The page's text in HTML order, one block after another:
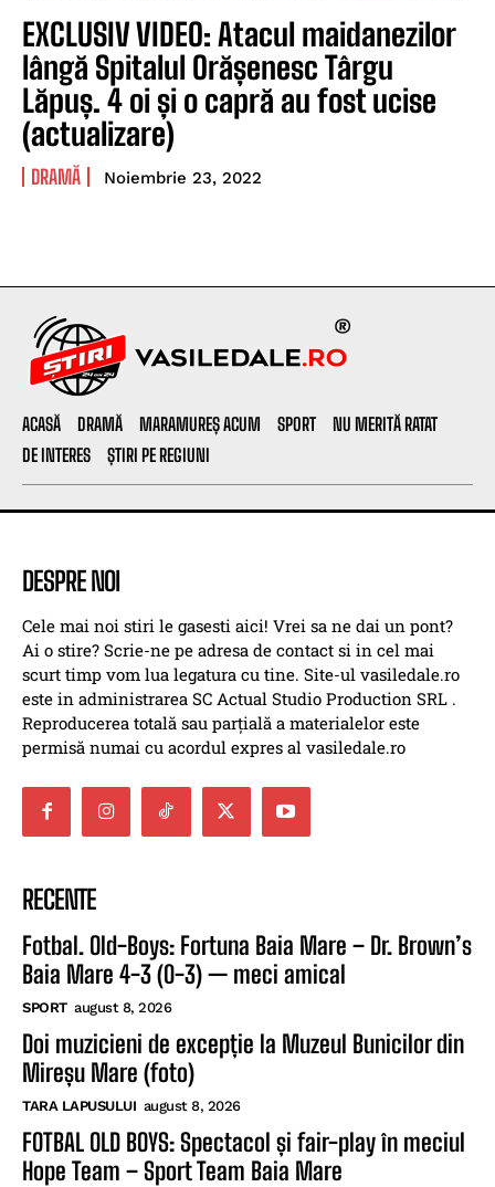
EXCLUSIV VIDEO: Atacul maidanezilor
lângă Spitalul Orășenesc Târgu
Lăpuș. 4 oi și o capră au fost ucise
(actualizare)
DRAMĂ Noiembrie 23, 2022
ACASĂ DRAMĂ MARAMUREȘ ACUM SPORT
NU MERITĂ RATAT
DE INTERES
ȘTIRI PE REGIUNI
DESPRE NOI
Cele mai noi stiri le gasesti aici! Vrei sa ne dai un pont?
Ai o stire? Scrie-ne pe adresa de contact si in cel mai
scurt timp vom lua legatura cu tine. Site-ul vasiledale.ro
este in administrarea SC Actual Studio Production SRL .
Reproducerea totală sau parțială a materialelor este
permisă numai cu acordul expres al vasiledale.ro
RECENTE
Fotbal. Old-Boys: Fortuna Baia Mare – Dr. Brown’s
Baia Mare 4-3 (0-3) — meci amical
SPORT august 8, 2026
Doi muzicieni de excepție la Muzeul Bunicilor din
Mireșu Mare (foto)
TARA LAPUSULUI august 8, 2026
FOTBAL OLD BOYS: Spectacol și fair-play în meciul
Hope Team – Sport Team Baia Mare